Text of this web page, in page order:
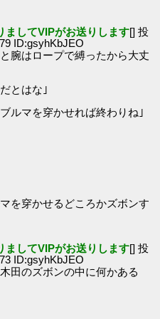
ましてVIPがお送りします[] 投
ID:gsyhKbJEO
腕はロープで縛ったから大丈
とはな｣
ルマを穿かせれば終わりね｣
を穿かせるどころかズボンす
ましてVIPがお送りします[] 投
ID:gsyhKbJEO
田のズボンの中に何かある